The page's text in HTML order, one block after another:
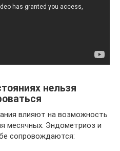
нельзя
влияют на возможность
месячных. Эндометриоз и
сопровождаются: